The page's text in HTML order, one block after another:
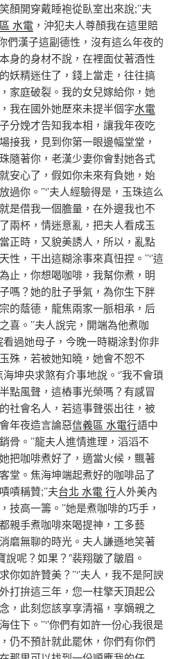
顏開穿戴睡袍從臥室出來說;’’夫
水電 ，沖犯夫人尊顏我在這里賠
你們漢子這副德性，沒有這么年夜的
身的身材不說，在裡面仗著酒性
妖精迷住了，錢上當走，往往搞
家庭破裂。我的女兒嫁給你，她
我在國外她歷來未提半個字水電
分娩才告知我本相，讓我年夜吃
接我，見到你第一眼邊幅堂堂，
隨著你，老漢少妻你會對她各式
安心了，假如你未來有負她，始
你。’’‘’夫人經驗得是，玉珠這么
是借我一個膽量，在外邊我也不
兩杯，情迷意亂，把夫人看成玉
正時，又貌美誘人，所以，亂點
，干出這糊涂事來真忸捏。’’‘’這
止，你想喝咖啡，我幫你煮，明
嗎？她的肚子爭氣，為你生下胖
的蔭德，龍焦兩家一脈相承，后
喜。’’夫人說完，開端為他煮咖
看過她母子，今晚一時糊涂對你非
殊，若被她知曉，她會不恕不
坤央求煞有介事地說。‘’我不會瑣
點風聲，這樁事光榮嗎？有感冒
社會名人，若這事聲張出往，被
年夜造言論惡信義區 水電行語中
骨。’’龍夫人進情進理，滔滔不
把咖啡煮好了，適當火候，飄著
堂。焦海坤端起煮好的咖啡品了
嘖稱贊;’’夫台北 水電 行人外美內
技高一籌。’’她是煮咖啡的巧手，
親手煮咖啡來喝提神，工多藝
磨無聊的時光。夫人謙遜地笑著
說呢？如果？”裴翔皺了皺眉。
如許贊美？’’‘’夫人，我不是阿諛
打拚這三年，您一柱擎天頂起公
，此刻您該享享清福，享嫡親之
下。’’‘’你們有如許一份心我很是
仍不預計就此罷休，你們有你們